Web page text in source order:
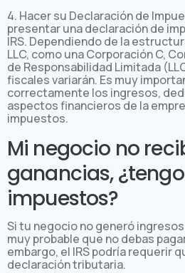
4. Hacer su Declaración de
presentar una declaración de
IRS. Dependiendo de la
LLC, como una Corporación C,
de Responsabilidad Limitada
fiscales variarán. Es muy
correctamente los ingresos,
aspectos financieros de la
impuestos.
Mi negocio no
ganancias,
impuestos?
Si tu negocio no generó
muy probable que no debas
embargo, el IRS podría requerir
declaración tributaria.